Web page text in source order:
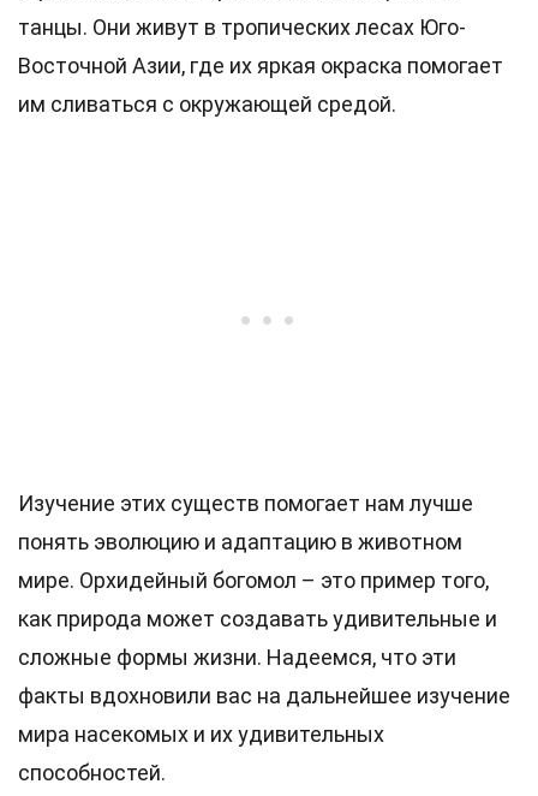
танцы. Они живут в тропических лесах Юго-
Восточной Азии, где их яркая окраска помогает
им сливаться с окружающей средой.
Изучение этих существ помогает нам лучше
понять эволюцию и адаптацию в животном
мире. Орхидейный богомол – это пример того,
как природа может создавать удивительные и
сложные формы жизни. Надеемся, что эти
факты вдохновили вас на дальнейшее изучение
мира насекомых и их удивительных
способностей.